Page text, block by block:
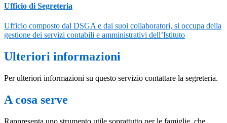
Ufficio di Segreteria
Ufficio composto dal DSGA e dai suoi collaboratori, si occupa della
gestione dei servizi contabili e amministrativi dell’Istituto
Ulteriori informazioni
Per ulteriori informazioni su questo servizio contattare la segreteria.
A cosa serve
Rappresenta uno strumento utile soprattutto per le famiglie, che